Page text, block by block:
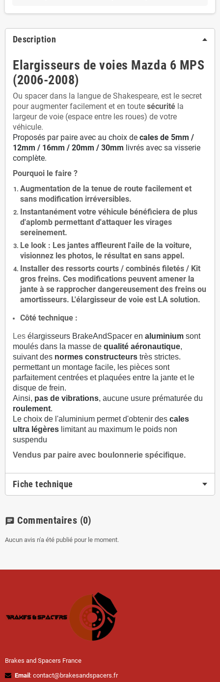
Description
Elargisseurs de voies Mazda 6 MPS
(2006-2008)
Ou spacer dans la langue de Shakespeare, est le secret
pour augmenter facilement et en toute sécurité la
largeur de voie (espace entre les roues) de votre
véhicule.
Proposés par paire avec au choix de cales de 5mm /
12mm / 16mm / 20mm / 30mm livrés avec sa visserie
complète.
Pourquoi le faire ?
Augmentation de la tenue de route facilement et
sans modification irréversibles.
Instantanément votre véhicule bénéficiera de plus
d'aplomb permettant d'attaquer les virages
sereinement.
Le look : Les jantes affleurent l'aile de la voiture,
visionnez les photos, le résultat en sans appel.
Installer des ressorts courts / combinés filetés / Kit
gros freins. Ces modifications peuvent amener la
jante à se rapprocher dangereusement des freins ou
amortisseurs. L'élargisseur de voie est LA solution.
Côté technique :
Les élargisseurs BrakeAndSpacer en aluminium sont
moulés dans la masse de qualité aéronautique,
suivant des normes constructeurs très strictes.
permettant un montage facile, les pièces sont
parfaitement centrées et plaquées entre la jante et le
disque de frein.
Ainsi, pas de vibrations, aucune usure prématurée du
roulement.
Le choix de l'aluminium permet d'obtenir des cales
ultra légères limitant au maximum le poids non
suspendu
Vendus par paire avec boulonnerie spécifique.
Fiche technique
chat Commentaires (0)
Aucun avis n'a été publié pour le moment.
Brakes and Spacers France
Email : contact@brakesandspacers.fr